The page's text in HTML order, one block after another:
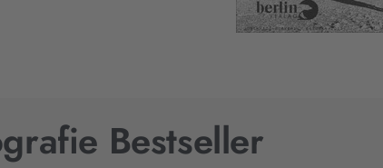
Bestseller